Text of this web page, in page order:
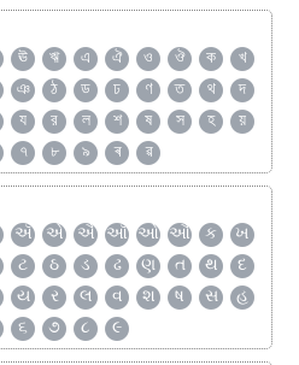
ঊ ঋ এ ঐ ও ঔ ক
খ
ঞ ঠ ড ঢ ণ ত থ
দ
য র ল শ ষ স হ
য়
৭ ৮ ৯ ৰ ৱ
ઍ એ ઐ ઑ ઓ ઔ ક
ખ
ટ ઠ ડ ઢ ણ ત થ
દ
ય ર લ વ શ ષ સ
હ
૬ ૭ ૮ ૯